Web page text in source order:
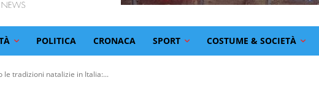
POLITICA CRONACA SPORT COSTUME & SOCIETÀ
le tradizioni natalizie in Italia:...